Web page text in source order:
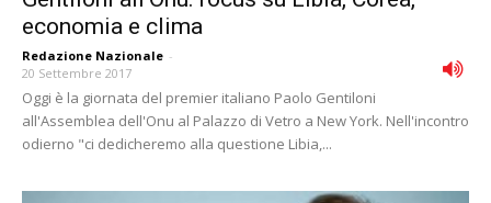
economia e clima
Redazione Nazionale -
20 Settembre 2017
Oggi è la giornata del premier italiano Paolo Gentiloni
all'Assemblea dell'Onu al Palazzo di Vetro a New York. Nell'incontro
odierno "ci dedicheremo alla questione Libia,...